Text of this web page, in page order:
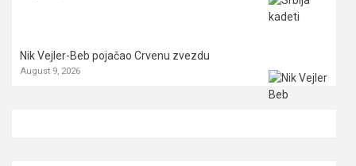
Nik Vejler-Beb pojačao Crvenu zvezdu
August 9, 2026